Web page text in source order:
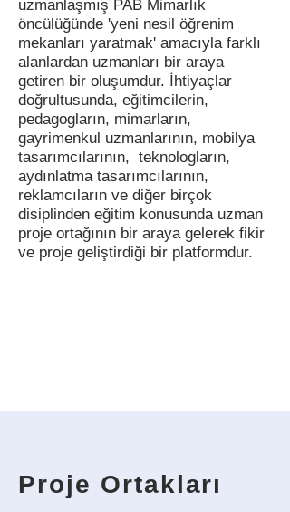
uzmanlaşmış PAB Mimarlık
öncülüğünde 'yeni nesil öğrenim
mekanları yaratmak' amacıyla farklı
alanlardan uzmanları bir araya
getiren bir oluşumdur. İhtiyaçlar
doğrultusunda, eğitimcilerin,
pedagogların, mimarların,
gayrimenkul uzmanlarının, mobilya
tasarımcılarının, teknologların,
aydınlatma tasarımcılarının,
reklamcıların ve diğer birçok
disiplinden eğitim konusunda uzman
proje ortağının bir araya gelerek fikir
ve proje geliştirdiği bir platformdur.
Proje Ortakları